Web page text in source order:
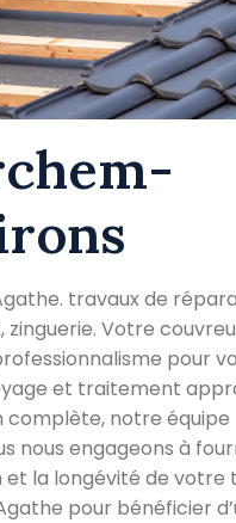
travaux de
Votre
pour
et traitement
complète, notre équipe
nous engageons à
la longévité de votre
pour bénéficier